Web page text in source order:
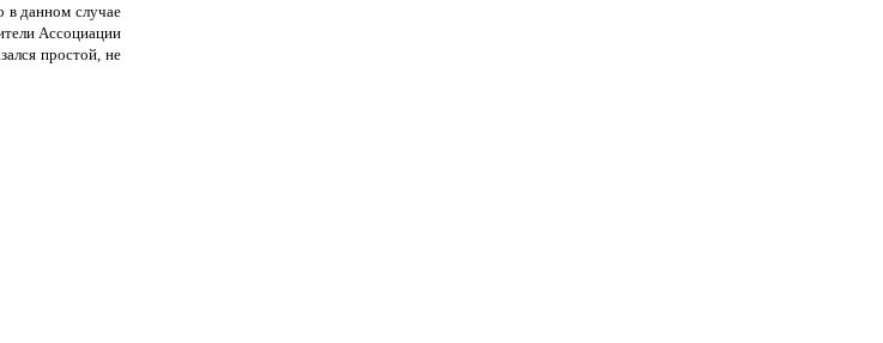
в данном случае
Ассоциации
простой, не